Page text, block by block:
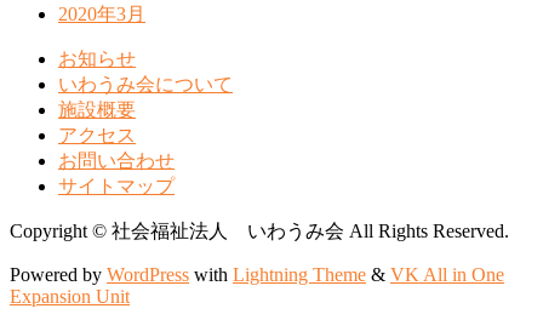
2020年3月
お知らせ
いわうみ会について
施設概要
アクセス
お問い合わせ
サイトマップ
Copyright © 社会福祉法人 いわうみ会 All Rights Reserved.
Powered by WordPress with Lightning Theme & VK All in One
Expansion Unit